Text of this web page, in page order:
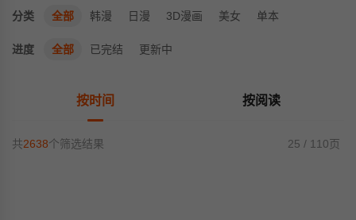
分类 全部 韩漫 日漫 3D漫画 美女 单本
进度 全部 已完结 更新中
按时间 按阅读
25 / 110页
共2638个筛选结果